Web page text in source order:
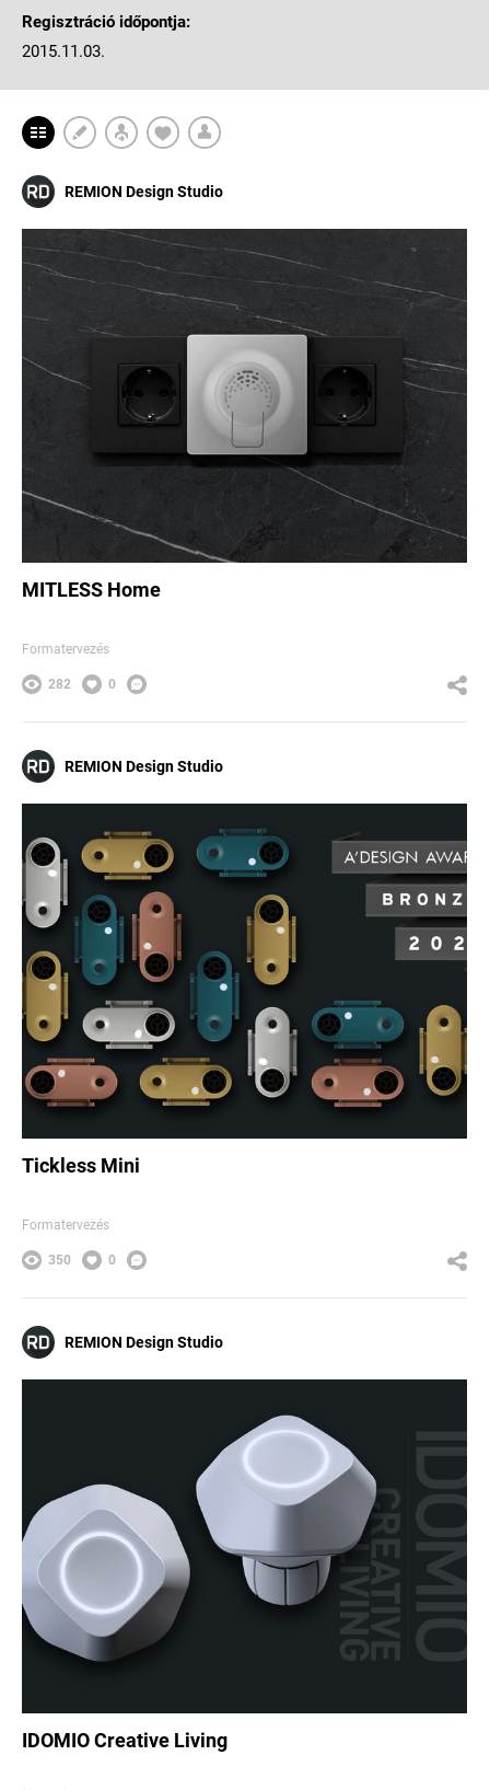
Regisztráció időpontja:
2015.11.03.
REMION Design Studio
MITLESS Home
Formatervezés
282 0
REMION Design Studio
Tickless Mini
Formatervezés
350 0
REMION Design Studio
IDOMIO Creative Living